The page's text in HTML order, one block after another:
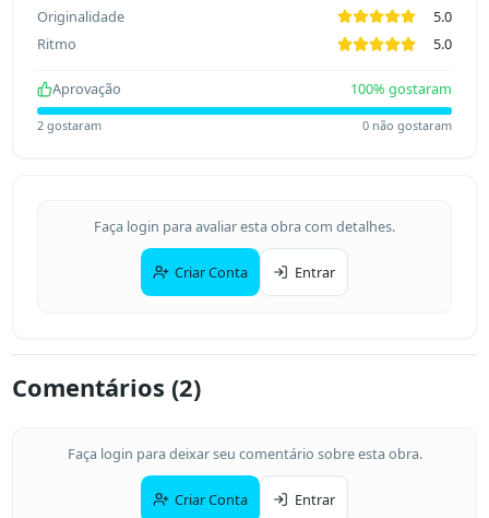
Originalidade
5.0
Ritmo
5.0
Aprovação 100% gostaram
2gostaram 0 não gostaram
Faça login para avaliar esta obra com detalhes.
Criar Conta Entrar
Comentários (2)
Faça login para deixar seu comentário sobre esta obra.
Criar Conta Entrar